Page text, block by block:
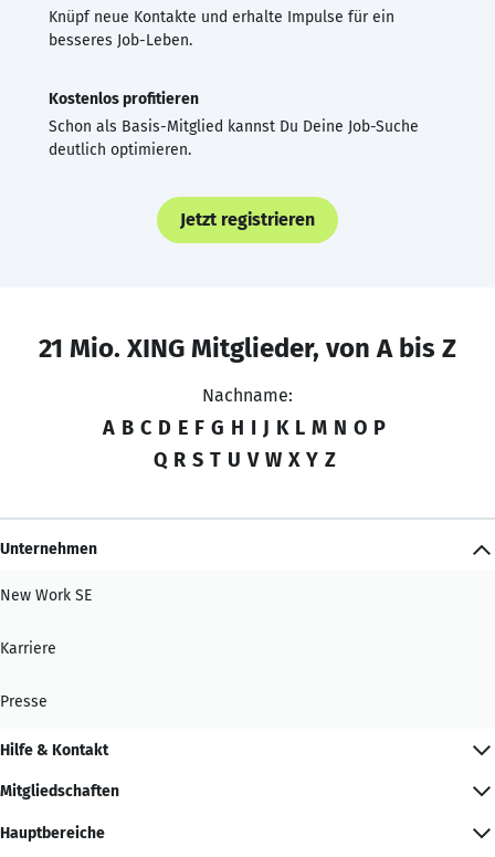
Knüpf neue Kontakte und erhalte Impulse für ein
besseres Job-Leben.
Kostenlos profitieren
Schon als Basis-Mitglied kannst Du Deine Job-Suche
deutlich optimieren.
Jetzt registrieren
21 Mio. XING Mitglieder, von A bis Z
Nachname:
A B C D E F G H I J K L M N O P
Q R S T U V W X Y Z
Unternehmen
New Work SE
Karriere
Presse
Hilfe & Kontakt
Mitgliedschaften
Hauptbereiche